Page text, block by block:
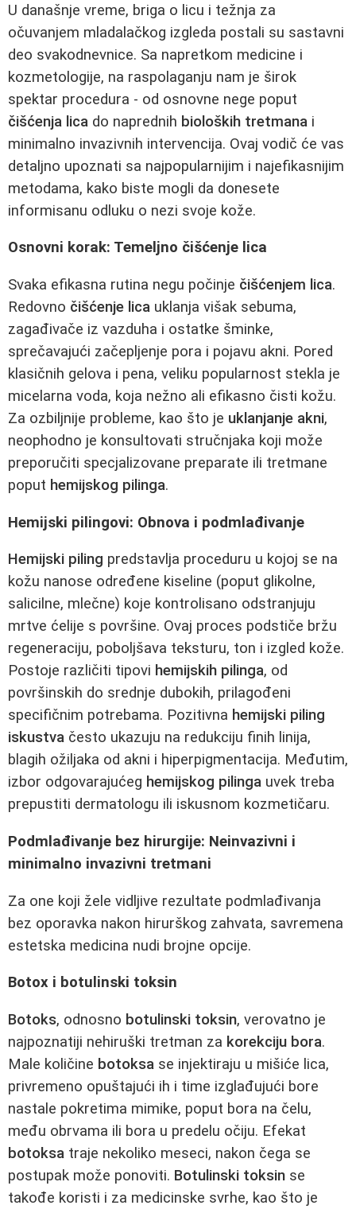
U današnje vreme, briga o licu i težnja za
očuvanjem mladalačkog izgleda postali su sastavni
deo svakodnevnice. Sa napretkom medicine i
kozmetologije, na raspolaganju nam je širok
spektar procedura - od osnovne nege poput
čišćenja lica do naprednih bioloških tretmana i
minimalno invazivnih intervencija. Ovaj vodič će vas
detaljno upoznati sa najpopularnijim i najefikasnijim
metodama, kako biste mogli da donesete
informisanu odluku o nezi svoje kože.
Osnovni korak: Temeljno čišćenje lica
Svaka efikasna rutina negu počinje čišćenjem lica.
Redovno čišćenje lica uklanja višak sebuma,
zagađivače iz vazduha i ostatke šminke,
sprečavajući začepljenje pora i pojavu akni. Pored
klasičnih gelova i pena, veliku popularnost stekla je
micelarna voda, koja nežno ali efikasno čisti kožu.
Za ozbiljnije probleme, kao što je uklanjanje akni,
neophodno je konsultovati stručnjaka koji može
preporučiti specjalizovane preparate ili tretmane
poput hemijskog pilinga.
Hemijski pilingovi: Obnova i podmlađivanje
Hemijski piling predstavlja proceduru u kojoj se na
kožu nanose određene kiseline (poput glikolne,
salicilne, mlečne) koje kontrolisano odstranjuju
mrtve ćelije s površine. Ovaj proces podstiče bržu
regeneraciju, poboljšava teksturu, ton i izgled kože.
Postoje različiti tipovi hemijskih pilinga, od
površinskih do srednje dubokih, prilagođeni
specifičnim potrebama. Pozitivna hemijski piling
iskustva često ukazuju na redukciju finih linija,
blagih ožiljaka od akni i hiperpigmentacija. Međutim,
izbor odgovarajućeg hemijskog pilinga uvek treba
prepustiti dermatologu ili iskusnom kozmetičaru.
Podmlađivanje bez hirurgije: Neinvazivni i
minimalno invazivni tretmani
Za one koji žele vidljive rezultate podmlađivanja
bez oporavka nakon hirurškog zahvata, savremena
estetska medicina nudi brojne opcije.
Botox i botulinski toksin
Botoks, odnosno botulinski toksin, verovatno je
najpoznatiji nehiruški tretman za korekciju bora.
Male količine botoksa se injektiraju u mišiće lica,
privremeno opuštajući ih i time izglađujući bore
nastale pokretima mimike, poput bora na čelu,
među obrvama ili bora u predelu očiju. Efekat
botoksa traje nekoliko meseci, nakon čega se
postupak može ponoviti. Botulinski toksin se
takođe koristi i za medicinske svrhe, kao što je